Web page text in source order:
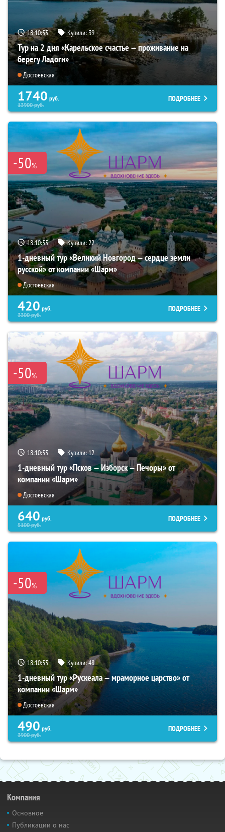
18:10:54 Купили:39
Тур на 2 дня «Карельское счастье — проживание на
берегу Ладоги»
Достоевская
1740 руб.
13900руб.
ПОДРОБНЕЕ
-50%
18:10:54 Купили:22
1-дневный тур «Великий Новгород — сердце земли
русской» от компании «Шарм»
Достоевская
420 руб.
3300руб.
ПОДРОБНЕЕ
-50%
18:10:54 Купили:12
1-дневный тур «Псков — Изборск — Печоры» от
компании «Шарм»
Достоевская
640 руб.
5100руб.
ПОДРОБНЕЕ
-50%
18:10:54 Купили:48
1-дневный тур «Рускеала — мраморное царство» от
компании «Шарм»
Достоевская
490 руб.
3900руб.
ПОДРОБНЕЕ
Компания
Основное
Публикации о нас